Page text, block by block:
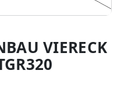
VIERECK